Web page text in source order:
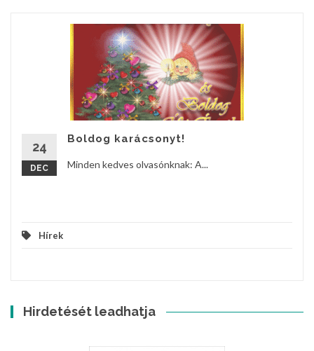
24
DEC
Boldog karácsonyt!
Minden kedves olvasónknak: A...
Hírek
Hirdetését leadhatja